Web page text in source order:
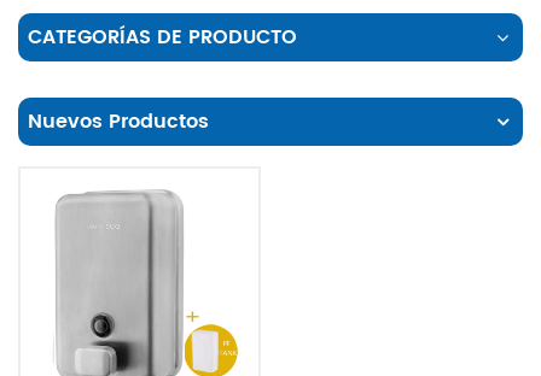
CATEGORÍAS DE PRODUCTO
Nuevos Productos